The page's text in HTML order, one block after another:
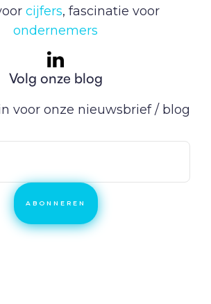
cijfers, fascinatie voor
ondernemers
Volg onze blog
voor onze nieuwsbrief / blog